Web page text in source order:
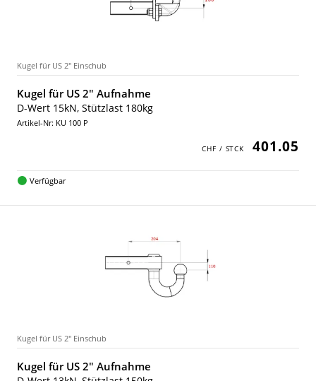
Kugel für US 2" Einschub
Kugel für US 2" Aufnahme
D-Wert 15kN, Stützlast 180kg
Artikel-Nr: KU 100 P
401.05
Verfügbar
Kugel für US 2" Einschub
Kugel für US 2" Aufnahme